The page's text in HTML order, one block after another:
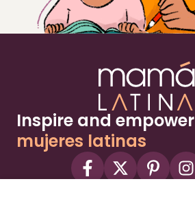
Inspire and empower
mujeres latinas